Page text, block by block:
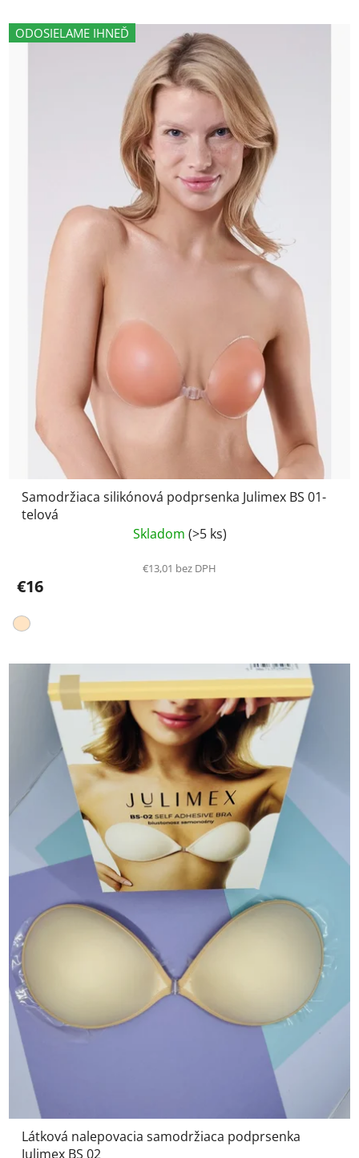
ODOSIELAME IHNEĎ
Samodržiaca silikónová podprsenka Julimex BS 01-
telová
Skladom (>5 ks)
€13,01 bez DPH
€16
Látková nalepovacia samodržiaca podprsenka
Julimex BS 02